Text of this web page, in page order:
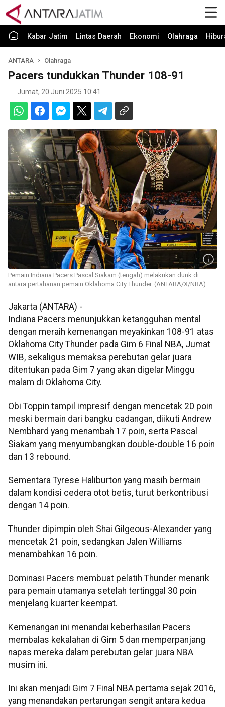
Kabar Jatim Lintas Daerah Ekonomi Olahraga
ANTARA Olahraga
Pacers tundukkan Thunder 108-91
Jumat, 20 Juni 2025 10:41
Pemain Indiana Pacers Pascal Siakam (tengah) melakukan dunk di
antara pertahanan pemain Oklahoma City Thunder. (ANTARA/X/NBA)
Jakarta (ANTARA) -
Indiana Pacers menunjukkan ketangguhan mental
dengan meraih kemenangan meyakinkan 108-91 atas
Oklahoma City Thunder pada Gim 6 Final NBA, Jumat
WIB, sekaligus memaksa perebutan gelar juara
ditentukan pada Gim 7 yang akan digelar Minggu
malam di Oklahoma City.
Obi Toppin tampil impresif dengan mencetak 20 poin
meski bermain dari bangku cadangan, diikuti Andrew
Nembhard yang menambah 17 poin, serta Pascal
Siakam yang menyumbangkan double-double 16 poin
dan 13 rebound.
Sementara Tyrese Haliburton yang masih bermain
dalam kondisi cedera otot betis, turut berkontribusi
dengan 14 poin.
Thunder dipimpin oleh Shai Gilgeous-Alexander yang
mencetak 21 poin, sedangkan Jalen Williams
menambahkan 16 poin.
Dominasi Pacers membuat pelatih Thunder menarik
para pemain utamanya setelah tertinggal 30 poin
menjelang kuarter keempat.
Kemenangan ini menandai keberhasilan Pacers
membalas kekalahan di Gim 5 dan memperpanjang
napas mereka dalam perebutan gelar juara NBA
musim ini.
Ini akan menjadi Gim 7 Final NBA pertama sejak 2016,
yang menandakan pertarungan sengit antara kedua